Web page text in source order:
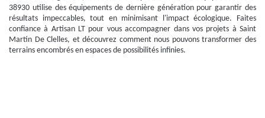
38930 utilise des équipements de dernière génération pour garantir des
résultats impeccables, tout en minimisant l'impact écologique. Faites
confiance à Artisan LT pour vous accompagner dans vos projets à Saint
Martin De Clelles, et découvrez comment nous pouvons transformer des
terrains encombrés en espaces de possibilités infinies.